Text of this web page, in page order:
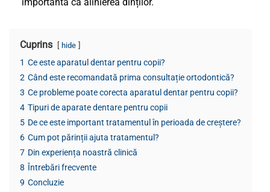
Cuprins hide
1 Ce este aparatul dentar pentru copii?
2 Când este recomandată prima consultație ortodontică?
3 Ce probleme poate corecta aparatul dentar pentru copii?
4 Tipuri de aparate dentare pentru copii
5 De ce este important tratamentul în perioada de creștere?
6 Cum pot părinții ajuta tratamentul?
7 Din experiența noastră clinică
8 Întrebări frecvente
9 Concluzie